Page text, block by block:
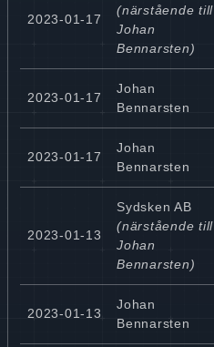
2023-01-17
(närstående till
Johan
Bennarsten)
2023-01-17
Johan
Bennarsten
2023-01-17
Johan
Bennarsten
2023-01-13
Sydsken AB
(närstående till
Johan
Bennarsten)
2023-01-13
Johan
Bennarsten